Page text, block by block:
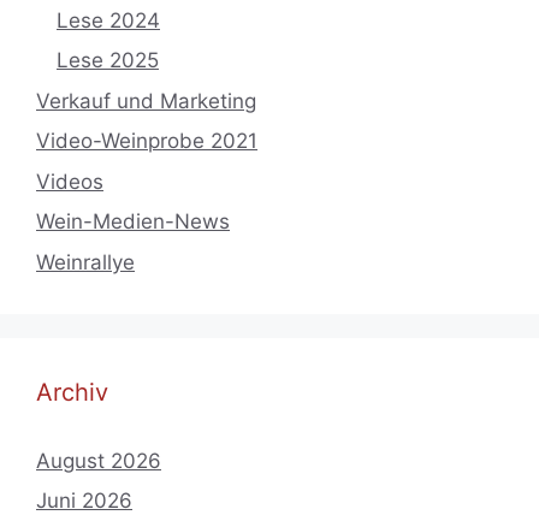
Lese 2024
Lese 2025
Verkauf und Marketing
Video-Weinprobe 2021
Videos
Wein-Medien-News
Weinrallye
Archiv
August 2026
Juni 2026